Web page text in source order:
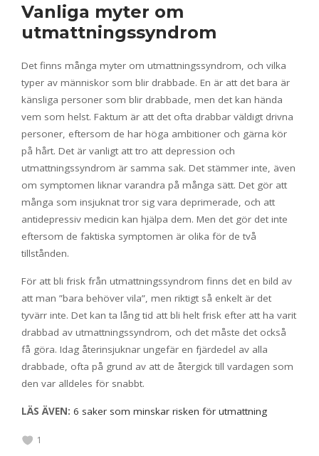
Vanliga myter om
utmattningssyndrom
Det finns många myter om utmattningssyndrom, och vilka
typer av människor som blir drabbade. En är att det bara är
känsliga personer som blir drabbade, men det kan hända
vem som helst. Faktum är att det ofta drabbar väldigt drivna
personer, eftersom de har höga ambitioner och gärna kör
på hårt. Det är vanligt att tro att depression och
utmattningssyndrom är samma sak. Det stämmer inte, även
om symptomen liknar varandra på många sätt. Det gör att
många som insjuknat tror sig vara deprimerade, och att
antidepressiv medicin kan hjälpa dem. Men det gör det inte
eftersom de faktiska symptomen är olika för de två
tillstånden.
För att bli frisk från utmattningssyndrom finns det en bild av
att man ”bara behöver vila”, men riktigt så enkelt är det
tyvärr inte. Det kan ta lång tid att bli helt frisk efter att ha varit
drabbad av utmattningssyndrom, och det måste det också
få göra. Idag återinsjuknar ungefär en fjärdedel av alla
drabbade, ofta på grund av att de återgick till vardagen som
den var alldeles för snabbt.
LÄS ÄVEN: 6 saker som minskar risken för utmattning
1